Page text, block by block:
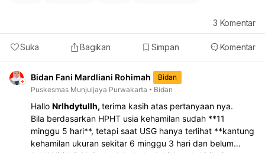
Suka Bagikan Simpan Komentar
3 Komentar
Bidan Fani Mardliani Rohimah
Bidan
Puskesmas Munjuljaya Purwakarta
Bidan
Hallo Nrlhdytullh, terima kasih atas pertanyaan nya.
Bila berdasarkan HPHT usia kehamilan sudah **11
minggu 5 hari**, tetapi saat USG hanya terlihat **kantung
kehamilan ukuran sekitar 6 minggu 3 hari dan belum